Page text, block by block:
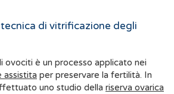
di vitrificazione degli
ovociti è un processo applicato nei
assistita
uno studio della riserva ovarica